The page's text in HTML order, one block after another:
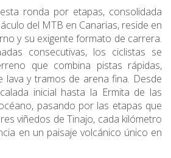
ronda por etapas, consolidada
del MTB en Canarias, reside en
y su exigente formato de carrera.
consecutivas, los ciclistas se
que combina pistas rápidas,
lava y tramos de arena fina. Desde
inicial hasta la Ermita de las
pasando por las etapas que
viñedos de Tinajo, cada kilómetro
en un paisaje volcánico único en